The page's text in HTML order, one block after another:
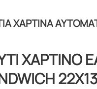
ΧΑΡΤΙΝΑ
ΧΑΡΤΙΝΟ